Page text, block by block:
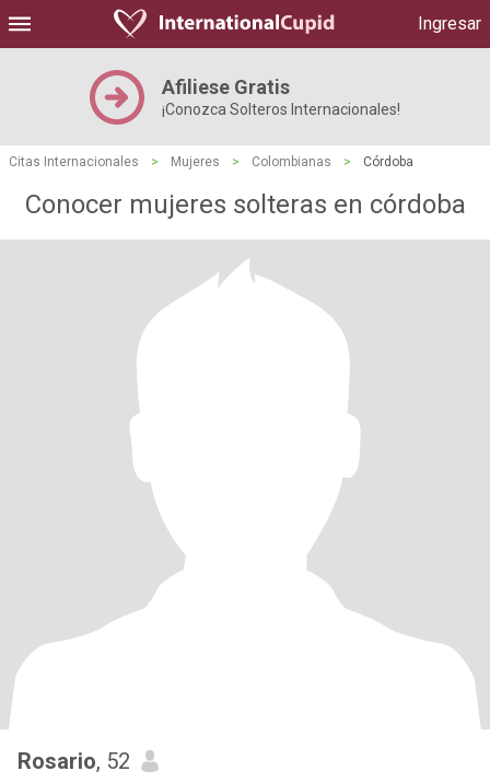
Ingresar
Afiliese Gratis
¡Conozca Solteros Internacionales!
Citas Internacionales > Mujeres > Colombianas > Córdoba
Conocer mujeres solteras en córdoba
Rosario, 52